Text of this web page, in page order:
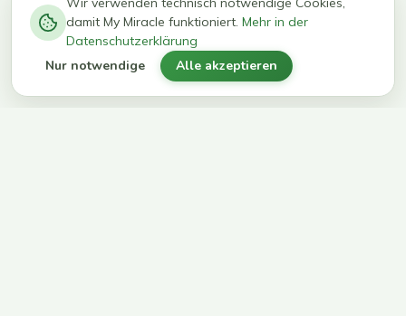
kg in 12
Wochen
erreichen
ihr Ziel
damit My Miracle funktioniert. Mehr in der
Datenschutzerklärung
Nur notwendige Alle akzeptieren